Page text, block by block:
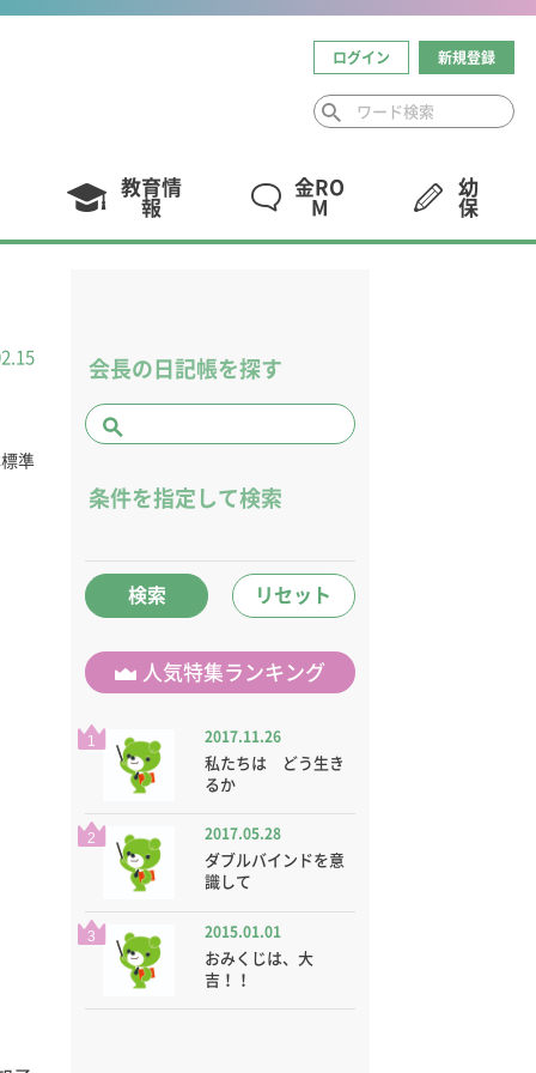
ログイン 新規登録
教育情
報
金RO
M
幼
保
標準
会長の日記帳を探す
条件を指定して検索
検索 リセット
人気特集ランキング
1 2017.11.26
私たちは どう生き
るか
2 2017.05.28
ダブルバインドを意
識して
3 2015.01.01
おみくじは、大
吉！！